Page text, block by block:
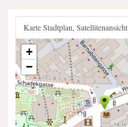
Karte Stadtplan, Satellitenansicht
+
−